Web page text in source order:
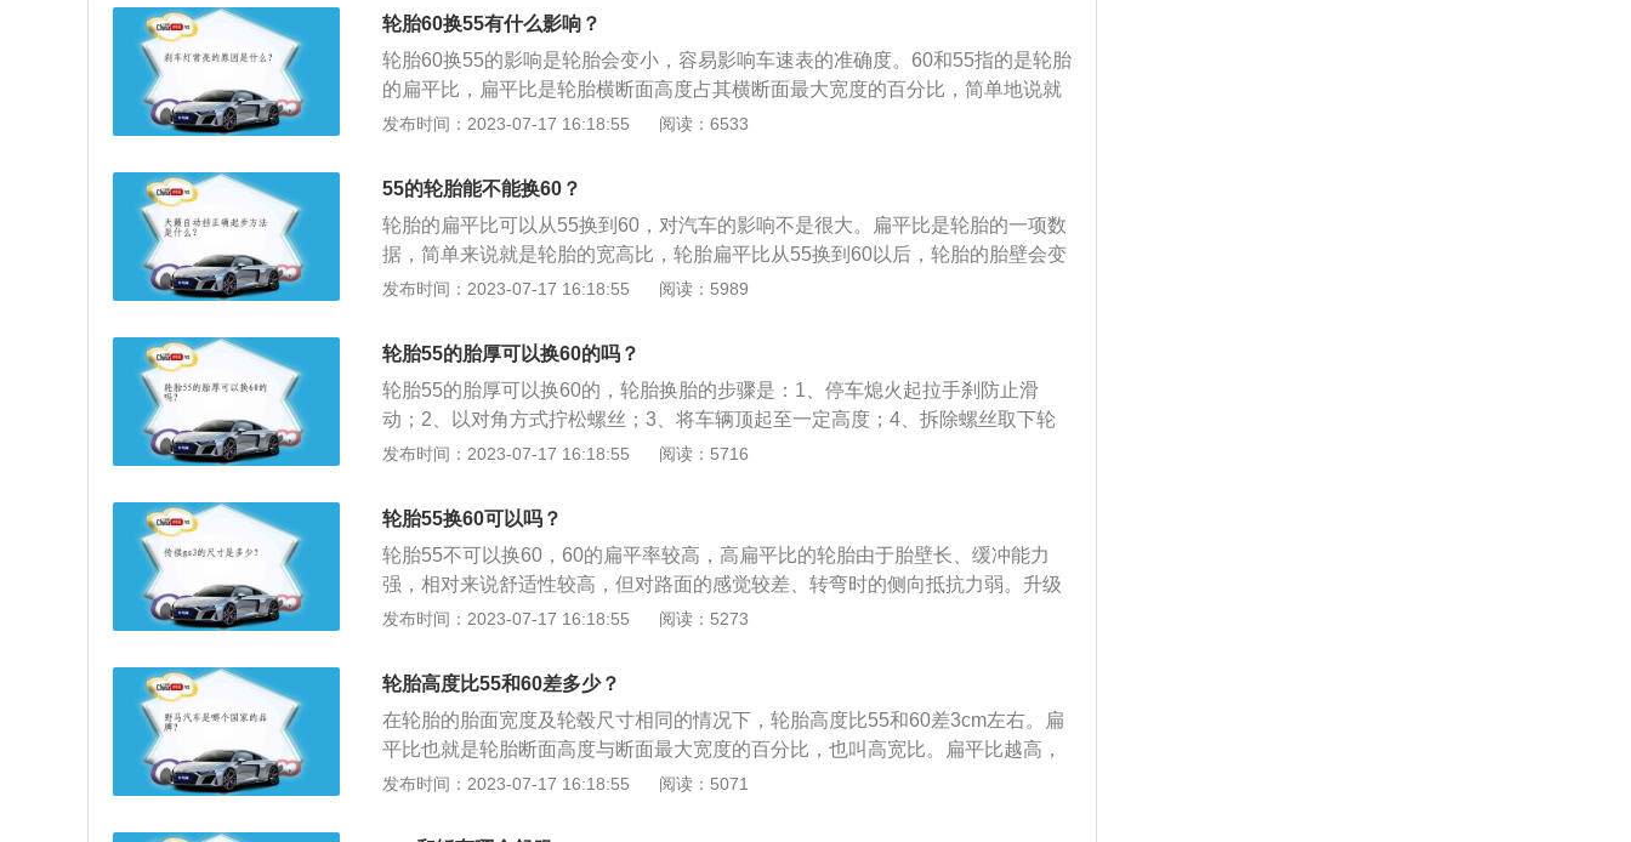
要根据车型来断定，并不是所有的汽车都会出现这种情况。2、轮胎的扁平比变
大，也就是说轮胎的高度与宽度的比值发生变化，如果轮胎的高宽比越小，说明
轮胎越扁，那么汽车的稳定性就会越好，抓地力就会越强，与地面的接触面积增
大以后，汽车可以承受的载荷就会变大，如果汽车想提高车身的稳定性，建议车
主更换扁平比较低的轮胎。3、轮胎的扁平比没有好坏之分，如果车主比较注重
选择胎壁较厚的轮胎，因为这类轮胎的缓冲能力比较强。
轮胎60换55有什么影响？
轮胎60换55的影响是轮胎会变小，容易影响车速表的准确度。60和55指的是轮胎
的扁平比，扁平比是轮胎横断面高度占其横断面最大宽度的百分比，简单地说就
是轮胎的高宽比。轮胎横断面由胎肩、胎侧、胎趾组成，三者高度之和为轮胎横
面的接触并保证车辆的行驶性能。轮胎常在复杂和苛刻的条件下使用，其在行驶
时承受着各种变形、负荷、力以及高低温作用，因此必须具有较高的承载性能、
牵引性能、缓冲性能。
发布时间：2023-07-17 16:18:55 阅读：6533
55的轮胎能不能换60？
轮胎的扁平比可以从55换到60，对汽车的影响不是很大。扁平比是轮胎的一项数
据，简单来说就是轮胎的宽高比，轮胎扁平比从55换到60以后，轮胎的胎壁会变
厚，汽车的舒适性就会增加，这样汽车在行驶过程中就会过滤掉一部分细小的颠
会出现这种情况。轮胎的扁平比变大，也就是说轮胎的高度与宽度的比值发生变
化，如果轮胎的高宽比越小，说明轮胎越扁，那么汽车的稳定性就会越好，抓地
力就会越强，与地面的接触面积增大以后，汽车可以承受的载荷就会变大，如果
汽车想提高车身的稳定性，建议车主更换扁平比较低的轮胎。轮胎的扁平比没有
好坏之分，如果车主比较注重汽车的操控性能和动力，建议选择较扁的轮胎，如
较强。
发布时间：2023-07-17 16:18:55 阅读：5989
轮胎55的胎厚可以换60的吗？
轮胎55的胎厚可以换60的，轮胎换胎的步骤是：1、停车熄火起拉手刹防止滑
动；2、以对角方式拧松螺丝；3、将车辆顶起至一定高度；4、拆除螺丝取下轮
胎；5、换上新胎按照对角方式拧紧防盗螺丝；6、将车辆放下拧紧螺丝、螺母。
与颜色；3、观察胎面和胎侧的搭接处是否平顺；4、避免混用不同结构及尺寸轮
胎。
发布时间：2023-07-17 16:18:55 阅读：5716
轮胎55换60可以吗？
轮胎55不可以换60，60的扁平率较高，高扁平比的轮胎由于胎壁长、缓冲能力
强，相对来说舒适性较高，但对路面的感觉较差、转弯时的侧向抵抗力弱。升级
轮胎型号需要记住一个重要的数据范围，是新旧轮胎的直径误差值要控制在百分
胎之分，充气胎由内胎和外胎组成。一般厂家将轮胎的使用寿命定为3年，如果
车辆一年开2万公里，2至3年就可以考虑更换。
发布时间：2023-07-17 16:18:55 阅读：5273
轮胎高度比55和60差多少？
在轮胎的胎面宽度及轮毂尺寸相同的情况下，轮胎高度比55和60差3cm左右。扁
平比也就是轮胎断面高度与断面最大宽度的百分比，也叫高宽比。扁平比越高，
胎壁越长，缓冲能力就越强，轮胎也就更舒适。例：轮胎的胎面宽度同为250m
平比的轮胎高度为75.72cm左右。轮胎是在各种车辆或机械上装配的接地滚动的
发布时间：2023-07-17 16:18:55 阅读：5071